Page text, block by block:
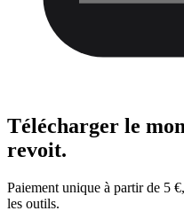
Télécharger le
revoit.
Paiement unique à partir de 5
les outils.